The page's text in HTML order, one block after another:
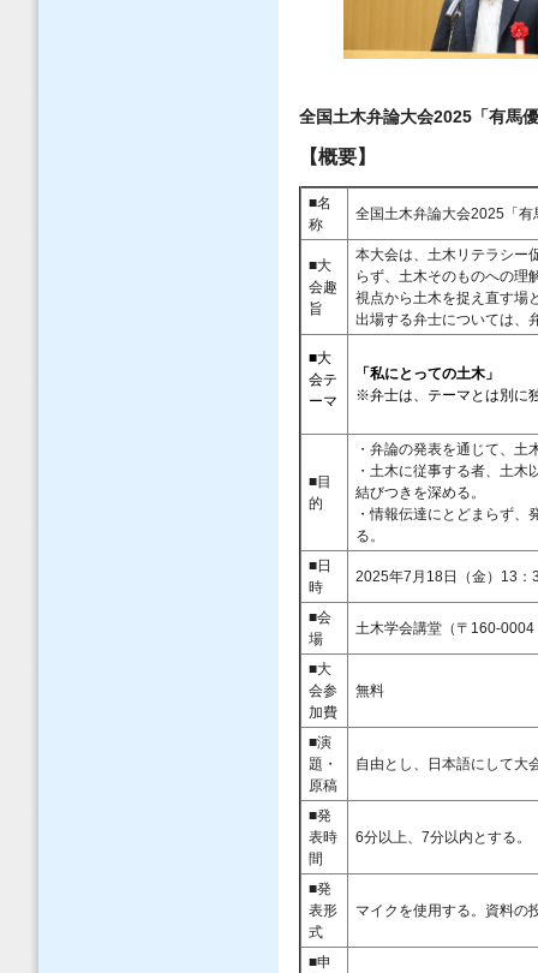
全国土木弁論大会2025「有馬
【概要】
■名
称
全国土木弁論大会2025「有
■大
会趣
旨
本大会は、土木リテラシー
らず、土木そのものへの理
視点から土木を捉え直す場
出場する弁士については、
■大
会テ
ーマ
「私にとっての土木」
※弁士は、テーマとは別に
■目
的
・弁論の発表を通じて、
・土木に従事する者、土
結びつきを深める。
・情報伝達にとどまらず
る。
■日
時
2025年7月18日（金）13
■会
場
土木学会講堂（〒160-
■大
会参
加費
無料
■演
題・
原稿
自由とし、日本語にして大
■発
表時
間
6分以上、7分以内とする。
■発
表形
式
マイクを使用する。資料の
■申